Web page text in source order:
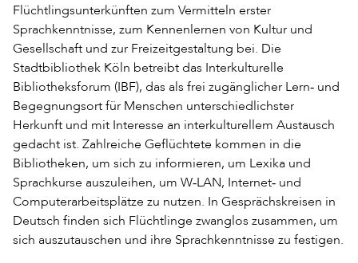
Flüchtlingsunterkünften zum Vermitteln erster
Sprachkenntnisse, zum Kennenlernen von Kultur und
Gesellschaft und zur Freizeitgestaltung bei. Die
Stadtbibliothek Köln betreibt das Interkulturelle
Bibliotheksforum (IBF), das als frei zugänglicher Lern‐ und
Begegnungsort für Menschen unterschiedlichster
Herkunft und mit Interesse an interkulturellem Austausch
gedacht ist. Zahlreiche Geflüchtete kommen in die
Bibliotheken, um sich zu informieren, um Lexika und
Sprachkurse auszuleihen, um W‐LAN, Internet‐ und
Computerarbeitsplätze zu nutzen. In Gesprächskreisen in
Deutsch finden sich Flüchtlinge zwanglos zusammen, um
sich auszutauschen und ihre Sprachkenntnisse zu festigen.